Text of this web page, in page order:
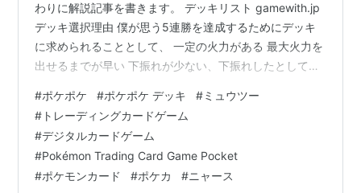
わりに解説記事を書きます。 デッキリスト gamewith.jp
デッキ選択理由 僕が思う5連勝を達成するためにデッキ
に求められることとして、 一定の火力がある 最大火力を
出せるまでが早い 下振れが少ない、下振れしたとしても
満点が出るギャンブルデッキより、常に80点を出し続け
られる優等生デッキが適しているため、今回はミュウツ
ーデッキでイベントを潜ることにした。 フリーザーデッ
キやピカチュウデッキもありかと思ったが、フリーザー
はカスミで毎回オモテを出せるわけではなかったり、ピ
#ポケポケ #ポケポケ デッキ #ミュウツー
# トレーディングカードゲーム
#デジタルカードゲーム
#Pokémon Trading Card Game Pocket
#ポケモンカード #ポケカ #ニャース